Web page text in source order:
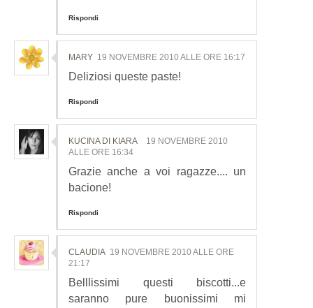
Rispondi
MARY 19 NOVEMBRE 2010 ALLE ORE 16:17
Deliziosi queste paste!
Rispondi
KUCINA DI KIARA
19 NOVEMBRE 2010
ALLE ORE 16:34
Grazie anche a voi ragazze.... un
bacione!
Rispondi
CLAUDIA 19 NOVEMBRE 2010 ALLE ORE
21:17
Belllissimi questi biscotti...e
saranno pure buonissimi mi